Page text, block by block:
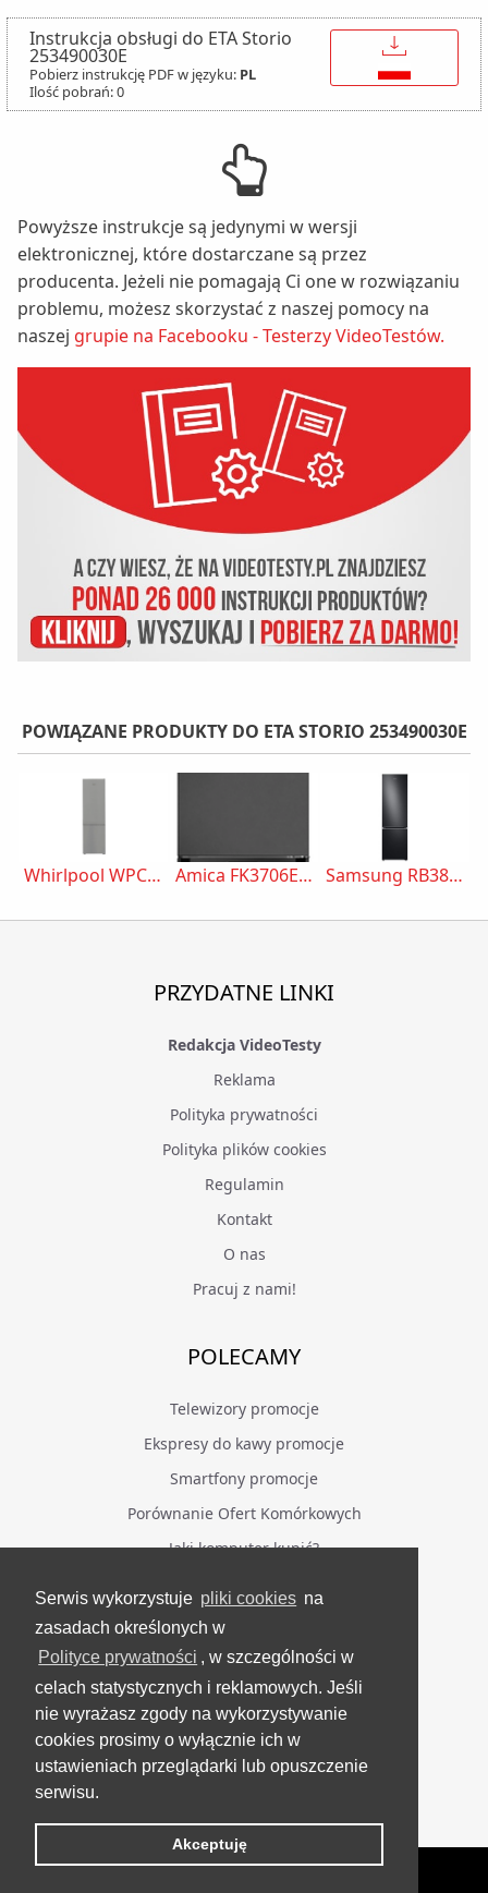
Serwis wykorzystuje pliki cookies na
zasadach określonych w
Polityce prywatności , w szczególności w
celach statystycznych i reklamowych. Jeśli
nie wyrażasz zgody na wykorzystywanie
cookies prosimy o wyłącznie ich w
ustawieniach przeglądarki lub opuszczenie
serwisu.
Akceptuję
Instrukcja obsługi do ETA Storio
253490030E
Pobierz instrukcję PDF w języku: PL
Ilość pobrań: 0
↓
Powyższe instrukcje są jedynymi w wersji
elektronicznej, które dostarczane są przez
producenta. Jeżeli nie pomagają Ci one w rozwiązaniu
problemu, możesz skorzystać z naszej pomocy na
naszej grupie na Facebooku - Testerzy VideoTestów.
POWIĄZANE PRODUKTY DO ETA STORIO 253490030E
Whirlpool WPC 94I XP Amica FK3706E.2DFZXC Samsung RB38C705CB1
PRZYDATNE LINKI
Redakcja VideoTesty
Reklama
Polityka prywatności
Polityka plików cookies
Regulamin
Kontakt
O nas
Pracuj z nami!
POLECAMY
Telewizory promocje
Ekspresy do kawy promocje
Smartfony promocje
Porównanie Ofert Komórkowych
Jaki komputer kupić?
BĄDŹ NA BIEŻĄCO
Facebook
Grupa Testerzy Videotestów
YouTube
Twitter
VideoTesty.pl Wszelkie prawa zastrzeżone